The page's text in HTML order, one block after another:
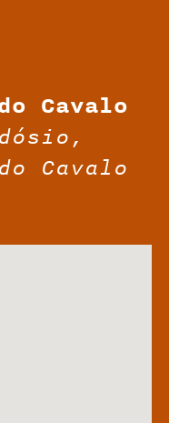
Cavalo
Cavalo